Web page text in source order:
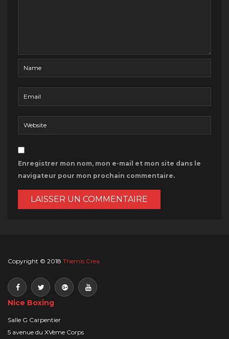
Enregistrer mon nom, mon e-mail et mon site dans le
navigateur pour mon prochain commentaire.
Copyright © 2018 Themis Crea
Nice Boxing
Salle G Carpentier
5 avenue du XVème Corps